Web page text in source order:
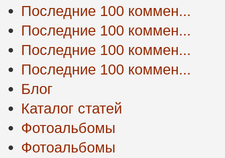
Последние 100 коммен...
Последние 100 коммен...
Последние 100 коммен...
Последние 100 коммен...
Блог
Каталог статей
Фотоальбомы
Фотоальбомы